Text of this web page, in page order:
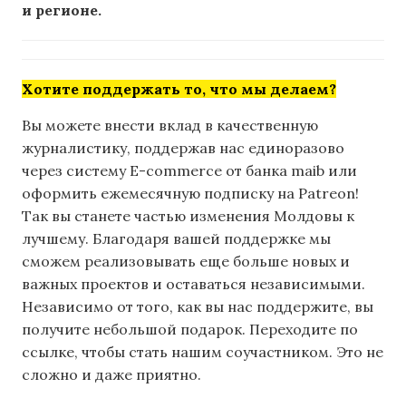
и регионе.
Хотите поддержать то, что мы делаем?
Вы можете внести вклад в качественную
журналистику, поддержав нас единоразово
через систему E-commerce от банка maib или
оформить ежемесячную подписку на Patreon!
Так вы станете частью изменения Молдовы к
лучшему. Благодаря вашей поддержке мы
сможем реализовывать еще больше новых и
важных проектов и оставаться независимыми.
Независимо от того, как вы нас поддержите, вы
получите небольшой подарок. Переходите по
ссылке, чтобы стать нашим соучастником. Это не
сложно и даже приятно.